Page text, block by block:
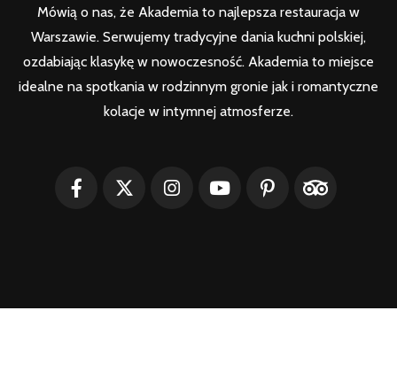
Mówią o nas, że Akademia to najlepsza restauracja w
Warszawie. Serwujemy tradycyjne dania kuchni polskiej,
ozdabiając klasykę w nowoczesność. Akademia to miejsce
idealne na spotkania w rodzinnym gronie jak i romantyczne
kolacje w intymnej atmosferze.